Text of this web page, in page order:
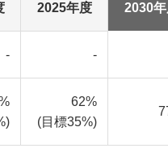
2025年度 2030
- -
62%
(目標35%)